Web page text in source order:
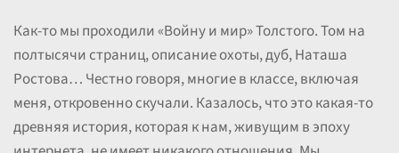
Как-то мы проходили «Войну и мир» Толстого. Том на
полтысячи страниц, описание охоты, дуб, Наташа
Ростова… Честно говоря, многие в классе, включая
меня, откровенно скучали. Казалось, что это какая-то
древняя история, которая к нам, живущим в эпоху